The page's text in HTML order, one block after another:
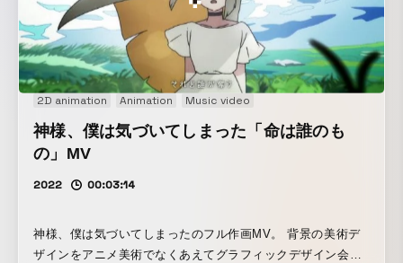
2D animation Animation Music video
神様、僕は気づいてしまった「命は誰のも
の」MV
2022 00:03:14
神様、僕は気づいてしまったのフル作画MV。 背景の美術デ
ザインをアニメ美術でなくあえてグラフィックデザイン会社